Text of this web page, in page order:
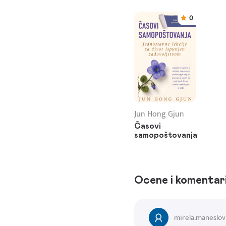
0
Jun Hong Gjun
Časovi
samopoštovanja
Ocene i